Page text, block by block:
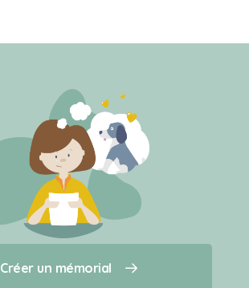
Créer un mémorial
Qui sommes-nous ?
Créer un mémorial